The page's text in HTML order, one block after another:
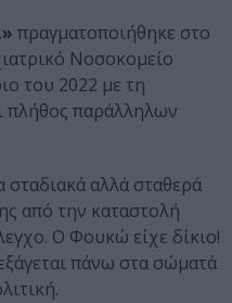
πραγματοποιήθηκε στο
Νοσοκομείο
του 2022 με τη
πλήθος παράλληλων
σταδιακά αλλά σταθερά
από την καταστολή
Ο Φουκώ είχε δίκιο!
πάνω στα σώματά